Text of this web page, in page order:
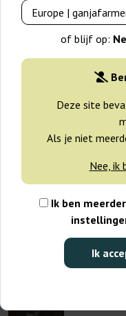
of blijf op:
Deze site
Als je niet
Nee, ik
Ik ben
Ik